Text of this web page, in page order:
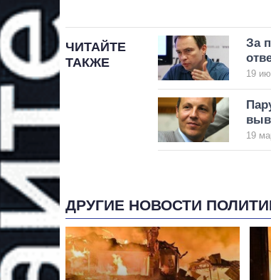
ЧИТАЙТЕ
ТАКЖЕ
За
19
19
ДРУГИЕ НОВОСТИ